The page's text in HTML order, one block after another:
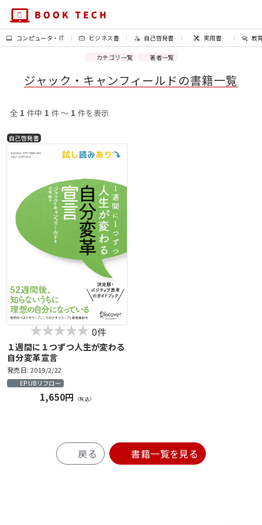
コンピュータ・IT ビジネス書 自己啓発書 実用書 教
カテゴリ一覧 著者一覧
ジャック・キャンフィールドの書籍一覧
全 1 件中 1 件 〜 1 件を表示
自己啓発書
0件
１週間に１つずつ人生が変わる
自分変革宣言
発売日: 2019/2/22
EPUBリフロー
1,650円 （税込）
戻る 書籍一覧を見る